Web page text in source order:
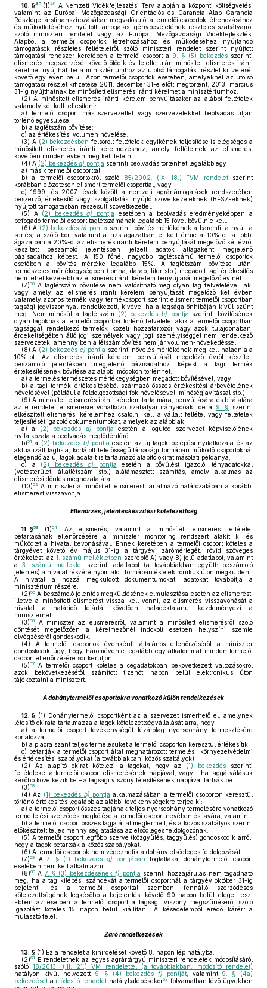
10. §48 (1)49 A Nemzeti Vidékfejlesztési Terv alapján a központi költségvetés,
valamint az Európai Mezőgazdasági Orientációs és Garancia Alap Garancia
Részlege társfinanszírozásában megvalósuló, a termelői csoportok létrehozásához
és működtetéséhez nyújtott támogatás igénybevételének részletes szabályairól
szóló miniszteri rendelet vagy az Európai Mezőgazdasági Vidékfejlesztési
Alapból a termelői csoportok létrehozásához és működéséhez nyújtandó
támogatások részletes feltételeiről szóló miniszteri rendelet szerint nyújtott
támogatási rendszer keretében a termelői csoport a 9. § (5) bekezdés szerinti
elismerés megszerzését követő ötödik év letelte után minősített elismerés iránti
kérelmet nyújthat be a minisztériumhoz az utolsó támogatási részlet kifizetését
követő egy éven belül. Azon termelői csoportok esetében, amelyeknél az utolsó
támogatási részlet kifizetése 2011. december 31-e előtt megtörtént, 2013. március
31-ig nyújthatnak be minősített elismerés iránti kérelmet a minisztériumhoz.
(2) A minősített elismerés iránti kérelem benyújtásakor az alábbi feltételek
valamelyikét kell teljesíteni:
a) termelői csoport más szervezettel vagy szervezetekkel beolvadás útján
történő egyesülése;
b) a taglétszám bővítése;
c) az értékesítési volumen növelése.
(3) A (2) bekezdésben felsorolt feltételek egyikének teljesítése is elégséges a
minősített elismerés iránti kérelmezéshez, amely feltételnek az elismerést
követően minden évben meg kell felelni.
(4) A (2) bekezdés a) pontja szerinti beolvadás történhet legalább egy
a) másik termelői csoporttal,
b) a termelői csoportokról szóló 85/2002. (IX. 18.) FVM rendeletszerint
korábban előzetesen elismert termelői csoporttal, vagy
c) 1999. és 2007. évek között a nemzeti agrártámogatások rendszerében
beszerző, értékesítő vagy szolgáltatást nyújtó szövetkezeteknek (BÉSZ-eknek)
nyújtott támogatásban részesült szövetkezettel.
(5) A (2) bekezdésa) pontja esetében a beolvadás eredményeképpen a
befogadó termelői csoport taglétszámának legalább 15 fővel bővülnie kell.
(6) A (2) bekezdés b) pontja szerinti bővítés mértékének a baromfi, a nyúl, a
sertés, a szőlő-bor, valamint a rizs ágazatban el kell érnie a 10%-ot, a többi
ágazatban a 20%-ot az elismerés iránti kérelem benyújtását megelőző két évről
készített beszámoló jelentésben jelzett adatok átlagaként megjelenő
bázisadathoz képest. A 150 főnél nagyobb taglétszámú termelői csoportok
esetében a bővítés mértéke legalább 15%. A taglétszám bővítése utáni
természetes mértékegységben (tonna, darab, liter stb.) megadott tagi értékesítés
nem lehet kevesebb az elismerés iránti kérelem benyújtását megelőző évinél.
(7)50 A taglétszám bővülése nem valósítható meg olyan tag felvételével, aki
vagy amely az elismerés iránti kérelem benyújtását megelőző két évben
valamely azonos termék vagy termékcsoport szerint elismert termelői csoportban
tagsági jogviszonnyal rendelkezett, kivéve, ha a tagsága önhibáján kívül szűnt
meg. Nem minősül a taglétszám
(2) bekezdés b) pontja szerinti bővítésének
olyan tagoknak a termelői csoportba történő felvétele, akik a termelői csoportban
tagsággal rendelkező termelők közeli hozzátartozói vagy azok tulajdonában,
érdekeltségében álló jogi személyek vagy jogi személyiséggel nem rendelkező
szervezetek, amennyiben a létszámbővítés nem jár volumen-növekedéssel.
(8) A (2) bekezdés c) pontja szerinti növelés mértékének meg kell haladnia a
10%-ot. Az elismerés iránti kérelem benyújtását megelőző évről készített
beszámoló jelentésben megjelenő bázisadathoz képest a tagi termék
értékesítésének bővítése az alábbi módokon történhet:
a) a termelés természetes mértékegységben megadott bővítésével, vagy
b) a tagi termék értékesítéséből származó összes értékesítési árbevételének
növelésével (például a feldolgozottsági fok növelésével, minőségjavítással stb.).
(9) A minősített elismerés iránti kérelem tartalmára, benyújtására és bírálatára
az e rendelet elismerésre vonatkozó szabályai irányadóak, de a 9. §
szerint
elkészített elismerési kérelemhez csatolni kell a vállalt feltétel vagy feltételek
teljesítését igazoló dokumentumokat, amelyek az alábbiak:
a) a (2) bekezdés a) pontja esetén a jogutód szervezet képviselőjének
nyilatkozata a beolvadás megtörténtéről,
b)51 a (2) bekezdés b) pontja esetén az új tagok belépési nyilatkozata és az
aktualizált taglista, korlátolt felelősségű társasági formában működő csoportoknál
elegendő az új tagok adatait is tartalmazó alapító okirat másolati példánya,
c) a (2) bekezdés c) pontja esetén a bővülést igazoló, tényadatokkal
(vetésterület, állatlétszám stb.) alátámasztott számítás, amely alkalmas az
elismerési döntés meghozatalára.
(10)52 A miniszter a minősített elismerést tartalmazó határozatában a korábbi
elismerést visszavonja.
Ellenőrzés, jelentéskészítési kötelezettség
11. §53 (1)54
Az elismerés, valamint a minősített elismerés feltételei
betartásának ellenőrzésére a miniszter monitoring rendszert alakít ki és
működtet a hivatal bevonásával. Ennek keretében a termelői csoport köteles a
tárgyévet követő év május 31-ig a tárgyévi zárómérlegét, rövid szöveges
értékelést, az 1. számú mellékletben szereplő A) vagy B) jelű adatlapot, valamint
a3. számú mellékletszerinti adatlapot (a továbbiakban együtt: beszámoló
jelentés) a hivatal részére nyomtatott formában és elektronikus úton megküldeni.
A hivatal a hozzá megküldött dokumentumokat, adatokat továbbítja a
minisztérium részére.
(2)55 A beszámoló jelentés megküldésének elmulasztása esetén az elismerést,
illetve a minősített elismerést vissza kell vonni, az elismerés visszavonását a
hivatal a határidő lejártát követően haladéktalanul kezdeményezi a
miniszternél.
(3)56
A miniszter az elismerésről, valamint a minősített elismerésről szóló
döntését megelőzően a kérelmezőnél indokolt esetben helyszíni szemle
elvégzéséről gondoskodik.
(4) A termelői csoportok évenkénti általános ellenőrzéséről a miniszter
gondoskodik úgy, hogy háromévente legalább egy alkalommal minden termelői
csoport ellenőrzésére sor kerüljön.
(5)57
A termelői csoport köteles a cégadatokban bekövetkezett változásokról
azok bekövetkezésétől számított tizenöt napon belül elektronikus úton
tájékoztatni a minisztert.
A dohánytermelői csoportokra vonatkozó külön rendelkezések
12. § (1) Dohánytermelői csoportként az a szervezet ismerhető el, amelynek
létesítő okirata tartalmazza a tagok kötelezettségvállalását arra, hogy
a) a termelői csoport tevékenységét kizárólag nyersdohány termesztésére
korlátozza;
b) a piacra szánt teljes termelésüket a termelői csoporton keresztül értékesítik;
c) betartják a termelői csoport által meghatározott termelési, környezetvédelmi
és értékesítési szabályokat (a továbbiakban: közös szabályok).
(2) Az alapító okirat kötelezi a tagokat, hogy az (1) bekezdés szerinti
feltételeket a termelői csoport elismerésének napjával, vagy – ha taggá válásuk
később következik be – a tagsági viszony létesítésének napjával tartsák be.
(3)58
(4) Az (1) bekezdés b) pontja alkalmazásában a termelői csoporton keresztül
történő értékesítés legalább az alábbi tevékenységekre terjed ki:
a) a termelői csoport összes tagjának teljes nyersdohány termelésére vonatkozó
termeltetési szerződés megkötése a termelői csoport nevében és javára, valamint
b) a termelői csoport összes tagja által megtermelt, és a közös szabályok szerint
előkészített teljes mennyiség átadása az elsődleges feldolgozónak.
(5) A termelői csoport legfőbb szerve (közgyűlés, taggyűlés) gondoskodik arról,
hogy a tagok betartsák a közös szabályokat.
(6) A termelői csoportok nem végezhetik a dohány elsődleges feldolgozását.
(7)59 A7. § (1) bekezdés g) pontjában
foglaltakat dohánytermelői csoport
esetében nem kell alkalmazni.
(8)60 A 7. § (3) bekezdésénekf) pontja szerinti hozzájárulás nem tagadható
meg, ha a tag kilépési szándékát a termelői csoportnál a tárgyév október 31-ig
bejelenti, és a termelői csoporttal szemben fennálló szerződéses
kötelezettségének legkésőbb a bejelentést követő 90 napon belül eleget tesz.
Ebben az esetben a termelői csoport a tagsági viszony megszűnéséről szóló
igazolást köteles 15 napon belül kiállítani. A késedelemből eredő kárért a
mulasztó felel.
Záró rendelkezések
13. § (1) Ez a rendelet a kihirdetését követő 8. napon lép hatályba.
(2)61
E rendeletnek az egyes agrártárgyú miniszteri rendeletek módosításáról
szóló18/2013. (III. 21.) VM rendelettel (a továbbiakban: módosító rendelet)
hatályon kívül helyezett
9. § (4) bekezdés f) pontját, valamint 9. § (4a)
bekezdését a módosító rendelet hatálybalépésekor62 folyamatban lévő ügyekben